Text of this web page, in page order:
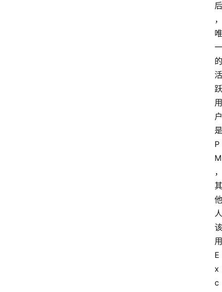
后
，
唯
一
的
活
跃
用
户
是
P
M
，
其
他
人
该
用
E
x
c